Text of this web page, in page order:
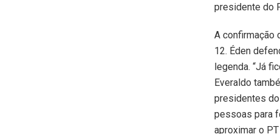
presidente do
A confirmação
12. Éden
legenda. “Já
Everaldo
presidentes do
pessoas para
aproximar o